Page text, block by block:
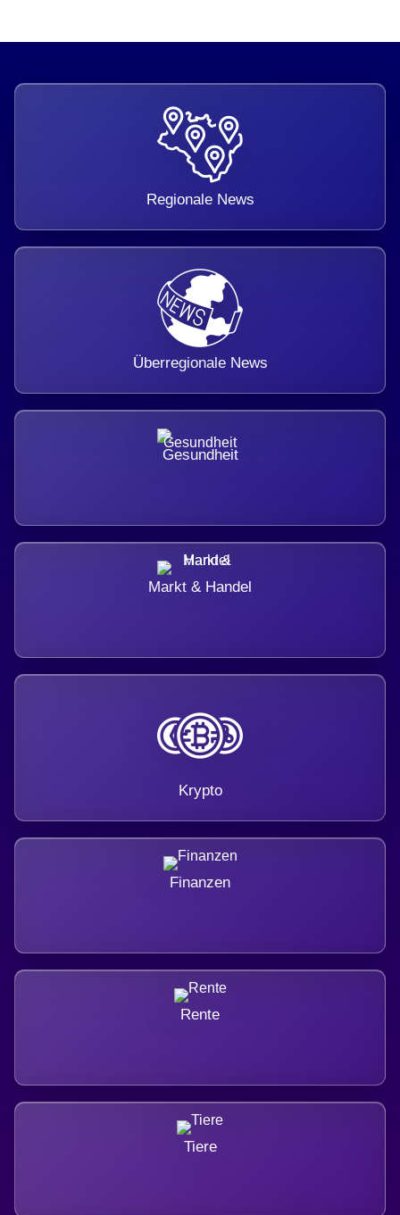
Regionale News
Überregionale News
Gesundheit
Markt & Handel
Krypto
Finanzen
Rente
Tiere